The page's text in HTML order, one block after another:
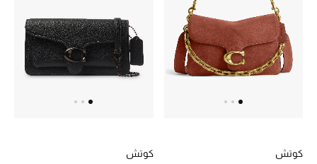
كوتش
كوتش